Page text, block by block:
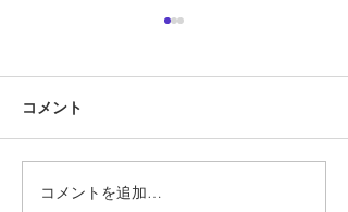
勝負の夏
コメント
コメントを追加…